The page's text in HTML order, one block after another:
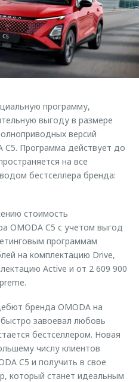
программу,
выгоду в размере
версий
C5. Программа действует до
на все
бестселлера бренда:
стоимость
OMODA C5 с учетом выгод
программам
на комплектацию Drive,
Active и от 2 609 900
бренда OMODA на
завоевал любовь
бестселлером. Новая
числу клиентов
C5 и получить в свое
который станет идеальным